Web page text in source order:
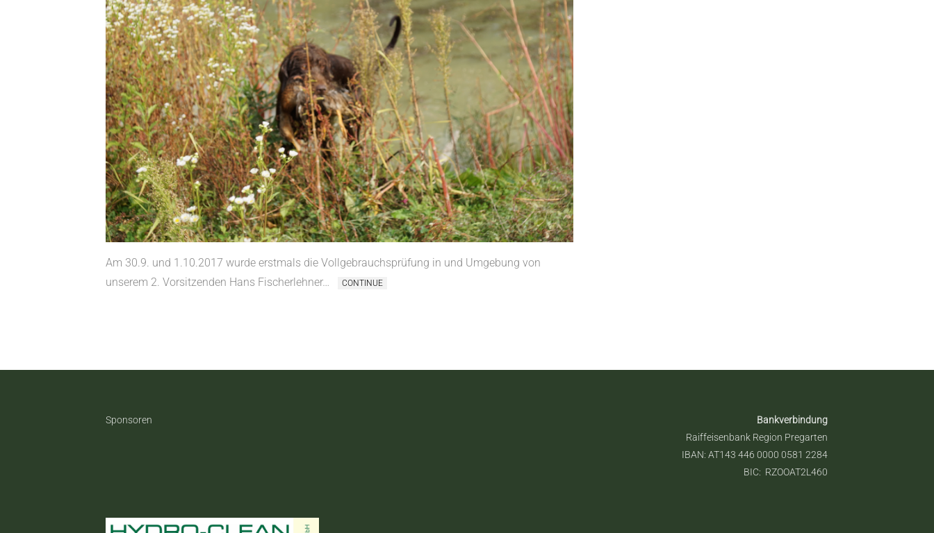
Am 30.9. und 1.10.2017 wurde erstmals die Vollgebrauchsprüfung in und Umgebung von
unserem 2. Vorsitzenden Hans Fischerlehner…
CONTINUE
Sponsoren
Bankverbindung
Raiffeisenbank Region Pregarten
IBAN: AT143 446 0000 0581 2284
BIC: RZOOAT2L460